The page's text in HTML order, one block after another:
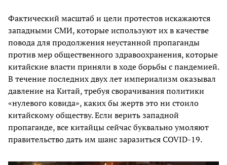
Фактический масштаб и цели протестов искажаются
западными СМИ, которые используют их в качестве
повода для продолжения неустанной пропаганды
против мер общественного здравоохранения, которые
китайские власти приняли в ходе борьбы с пандемией.
В течение последних двух лет империализм оказывал
давление на Китай, требуя сворачивания политики
«нулевого ковида», каких бы жертв это ни стоило
китайскому обществу. Если верить западной
пропаганде, все китайцы сейчас буквально умоляют
правительство дать им шанс заразиться COVID-19.